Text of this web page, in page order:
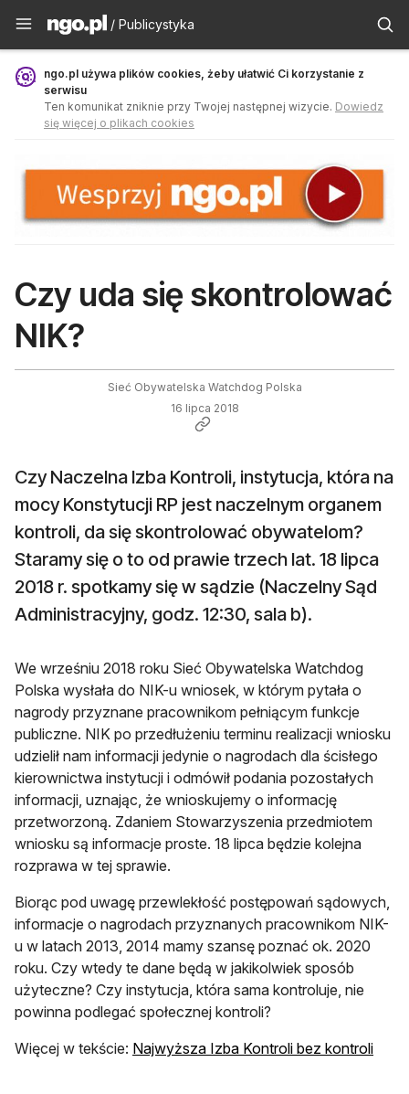
Publicystyka - ngo.pl
/ Publicystyka
ngo.pl używa plików cookies, żeby ułatwić Ci korzystanie z
serwisu
Ten komunikat zniknie przy Twojej następnej wizycie. Dowiedz
się więcej o plikach cookies
Czy uda się skontrolować
NIK?
Sieć Obywatelska Watchdog Polska
16 lipca 2018
Czy Naczelna Izba Kontroli, instytucja, która na
mocy Konstytucji RP jest naczelnym organem
kontroli, da się skontrolować obywatelom?
Staramy się o to od prawie trzech lat. 18 lipca
2018 r. spotkamy się w sądzie (Naczelny Sąd
Administracyjny, godz. 12:30, sala b).
We wrześniu 2018 roku Sieć Obywatelska Watchdog
Polska wysłała do NIK-u wniosek, w którym pytała o
nagrody przyznane pracownikom pełniącym funkcje
publiczne. NIK po przedłużeniu terminu realizacji wniosku
udzielił nam informacji jedynie o nagrodach dla ścisłego
kierownictwa instytucji i odmówił podania pozostałych
informacji, uznając, że wnioskujemy o informację
przetworzoną. Zdaniem Stowarzyszenia przedmiotem
wniosku są informacje proste. 18 lipca będzie kolejna
rozprawa w tej sprawie.
Biorąc pod uwagę przewlekłość postępowań sądowych,
informacje o nagrodach przyznanych pracownikom NIK-
u w latach 2013, 2014 mamy szansę poznać ok. 2020
roku. Czy wtedy te dane będą w jakikolwiek sposób
użyteczne? Czy instytucja, która sama kontroluje, nie
powinna podlegać społecznej kontroli?
Więcej w tekście: Najwyższa Izba Kontroli bez kontroli